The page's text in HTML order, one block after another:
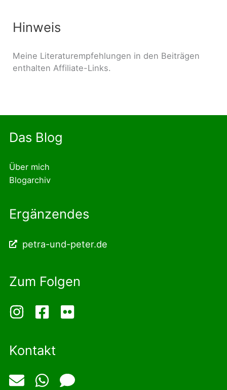
Hinweis
Meine Literaturempfehlungen in den Beiträgen
enthalten Affiliate-Links.
Das Blog
Über mich
Blogarchiv
Ergänzendes
petra-und-peter.de
Zum Folgen
Kontakt